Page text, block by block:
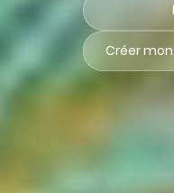
Créer